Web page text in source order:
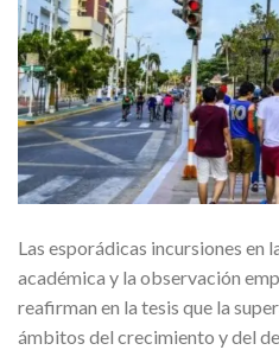
Las esporádicas incursiones en
académica y la observación
reafirman en la tesis que la
ámbitos del crecimiento y del